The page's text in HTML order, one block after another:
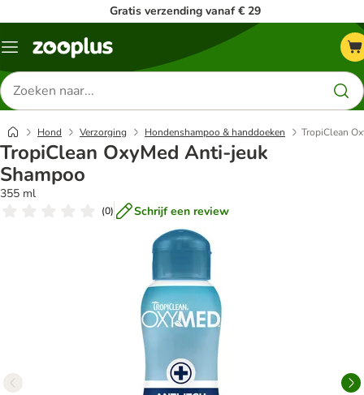
Gratis verzending vanaf € 29
Menu
Zoeken
naar
producten
Hond Verzorging Hondenshampoo & handdoeken TropiClean
TropiClean OxyMed Anti-jeuk
Shampoo
355 ml
(0) Schrijf een review